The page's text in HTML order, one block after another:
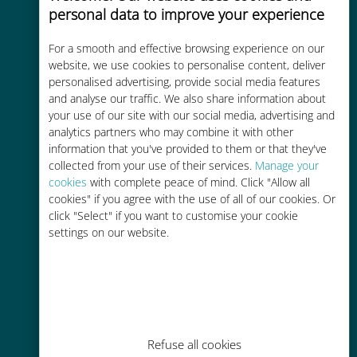
personal data to improve your experience
For a smooth and effective browsing experience on our
website, we use cookies to personalise content, deliver
personalised advertising, provide social media features
and analyse our traffic. We also share information about
your use of our site with our social media, advertising and
analytics partners who may combine it with other
information that you've provided to them or that they've
collected from your use of their services. Manage your
cookies with complete peace of mind. Click "Allow all
cookies" if you agree with the use of all of our cookies. Or
click "Select" if you want to customise your cookie
settings on our website.
Refuse all cookies
Kosteneffectief
Tot 90% goedkoper dan
roamingkosten bij je huidige
provider